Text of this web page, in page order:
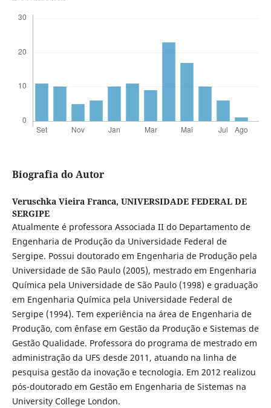
Biografia do Autor
Veruschka Vieira Franca, UNIVERSIDADE FEDERAL DE
SERGIPE
Atualmente é professora Associada II do Departamento de
Engenharia de Produção da Universidade Federal de
Sergipe. Possui doutorado em Engenharia de Produção pela
Universidade de São Paulo (2005), mestrado em Engenharia
Química pela Universidade de São Paulo (1998) e graduação
em Engenharia Química pela Universidade Federal de
Sergipe (1994). Tem experiência na área de Engenharia de
Produção, com ênfase em Gestão da Produção e Sistemas de
Gestão Qualidade. Professora do programa de mestrado em
administração da UFS desde 2011, atuando na linha de
pesquisa gestão da inovação e tecnologia. Em 2012 realizou
pós-doutorado em Gestão em Engenharia de Sistemas na
University College London.